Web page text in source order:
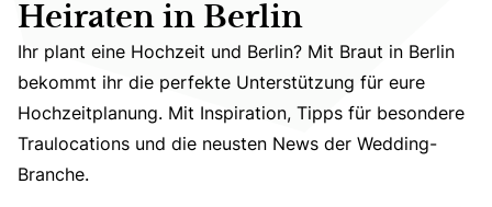
Heiraten in Berlin
Ihr plant eine Hochzeit und Berlin? Mit Braut in Berlin
Ihr plant eine Hochzeit und Berlin? Mit Braut in Berlin
bekommt ihr die perfekte Unterstützung für eure
Hochzeitplanung. Mit Inspiration, Tipps für besondere
Traulocations und die neusten News der Wedding-
Branche.